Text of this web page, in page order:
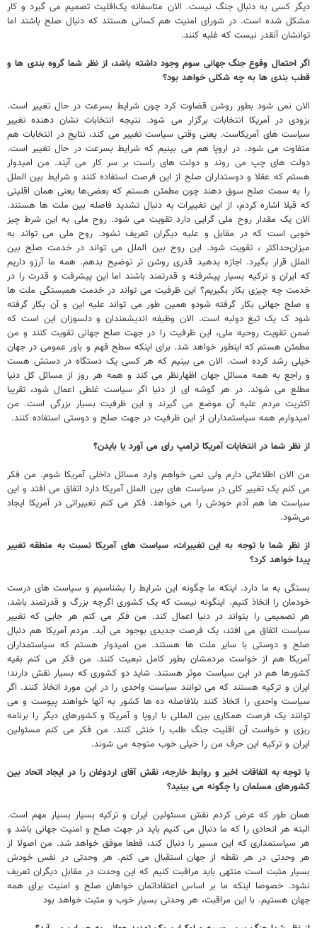
دیگر کسی به دنبال جنگ نیست. الان متاسفانه یک‌اقلیت تصمیم می گیرد و کار
مشکل شده است. در شورای امنیت هم کسانی هستند که دنبال صلح باشند اما
توانشان آنقدر نیست که غلبه کنند.
اگر احتمال وقوع جنگ جهانی سوم وجود داشته باشد، از نظر شما گروه بندی ها و
قطب بندی ها به چه شکلی خواهد بود؟
الان نمی شود بطور روشن قضاوت کرد چون شرایط بسرعت در حال تغییر است.
بزودی در آمریکا انتخابات برگزار می شود. نتیجه انتخابات نشان دهنده تغییر
سیاست های آمریکاست. یعنی وقتی سیاست تغییر می کند، نتایج در انتخابات هم
متفاوت می شود. در اروپا هم می بینیم که شرایط بسرعت در حال تغییر است.
دولت های چپ می روند و دولت های راست بر سر کار می آیند. من امیدوار
هستم که عقلا و دوستداران صلح از این فرصت استفاده کنند و شرایط بین الملل
را به سمت صلح سوق دهند چون مطمئن هستم که بعضی‌ها یعنی همان اقلیتی
که قبلا اشاره کردم، از این تغییرات به دنبال تشدید فاصله بین ملت ها هستند.
الان یک مقدار روح ملی گرایی دارد تقویت می شود. روح ملی به این شرط چیز
خوبی است که در مقابل و علیه دیگران تعریف نشود. روح ملی می تواند به
میزان‌حداکثر ، تقویت شود. این روح بین الملل می تواند در خدمت صلح بین
الملل قرار بگیرد. اجازه بدهید قدری روشن تر توضیح بدهم. همه ما آرزو داریم
که ایران و ترکیه بسیار پیشرفته و قدرتمند باشند اما این پیشرفت و قدرت را در
خدمت چه چیزی بکار بگیریم؟ این ظرفیت می تواند در خدمت همبستگی ملت ها
و صلح جهانی بکار گرفته شودو همین طور می تواند علیه این و آن بکار گرفته
شود ک یک تیغ دولبه است. الان وظیفه اندیشمندان و دلسوزان این است که
ضمن تقویت روحیه ملی، این ظرفیت را در جهت صلح جهانی تقویت کنند و من
مطمئن هستم که اینطور خواهد شد. برای اینکه سطح فهم و باور عمومی در جهان
خیلی رشد کرده است. الان می بینیم که هر کسی یک دستگاه در دستش هست
و راجع به همه مسائل جهان اظهارنظر می کند و همه هر روز از مسائل کل دنیا
مطلع می شوند. در هر گوشه ای از دنیا اگر سیاست غلطی اعمال شود، تقریبا
اکثریت مردم علیه آن موضع می گیرند و این ظرفیت بسیار بزرگی است. من
امیدوارم همه سیاستمداران از این ظرفیت در جهت صلح و دوستی استفاده کنند.
از نظر شما در انتخابات آمریکا ترامپ رای می آورد یا بایدن؟
من الان اطلاعاتی دارم ولی نمی خواهم وارد مسائل داخلی آمریکا شوم. من فکر
می کنم یک تغییر کلی در سیاست های بین الملل آمریکا دارد اتفاق می افتد و این
سیاست ها هم آدم خودش را می خواهد. فکر می کنم تغییراتی در آمریکا ایجاد
می‌شود.
از نظر شما با توجه به این تغییرات، سیاست های آمریکا نسبت به منطقه تغییر
پیدا خواهد کرد؟
بستگی به ما دارد. اینکه ما چگونه این شرایط را بشناسیم و سیاست های درست
خودمان را اتخاذ کنیم. اینگونه نیست که یک کشوری اگرچه بزرگ و قدرتمند باشد،
هر تصمیمی را بتواند در دنیا اعمال کند. من فکر می کنم هر جایی که تغییر
سیاست اتفاق می افتد، یک فرصت جدیدی بوجود می آید. مردم آمریکا هم دنبال
صلح و دوستی با سایر ملت ها هستند. من امیدوار هستم که سیاستمداران
آمریکا هم از خواست مردمشان بطور کامل تبعیت کنند. من فکر می کنم بقیه
کشورها هم در این سیاست موثر هستند. شاید دو کشوری که بسیار نقش دارند؛
ایران و ترکیه هستند که می توانند سیاست واحدی را در این مورد اتخاذ کنند. اگر
سیاست واحدی را اتخاذ کنند بلافاصله ده ها کشور به آنها خواهند پیوست و می
توانند یک فرصت همکاری بین المللی با اروپا و آمریکا و کشورهای دیگر را برنامه
ریزی و خواست آن اقلیت جنگ طلب را خنثی کنند. من فکر می کنم مسئولین
ایران و ترکیه این حرف من را خیلی خوب متوجه می شوند.
با توجه به اتفاقات اخیر و روابط خارجه، نقش آقای اردوغان را در ایجاد اتحاد بین
کشورهای مسلمان را چگونه می بینید؟
همان طور که عرض کردم نقش مسئولین ایران و ترکیه بسیار بسیار مهم است.
البته هر اتحادی را که ما دنبال می کنیم باید در جهت صلح و امنیت جهانی باشد و
هر سیاستمداری که این مسیر را دنبال کند، قطعا موفق خواهد شد. من اصولا از
هر وحدتی در هر نقطه از جهان استقبال می کنم. هر وحدتی در نفس خودش
بسیار مثبت است منتهی باید مراقبت کنیم که این وحدت در مقابل دیگران تعریف
نشود. خصوصا اینکه ما بر اساس اعتقاداتمان خواهان صلح و امنیت برای همه
جهان هستیم. با این مراقبت، هر وحدتی بسیار خوب و مثبت خواهد بود